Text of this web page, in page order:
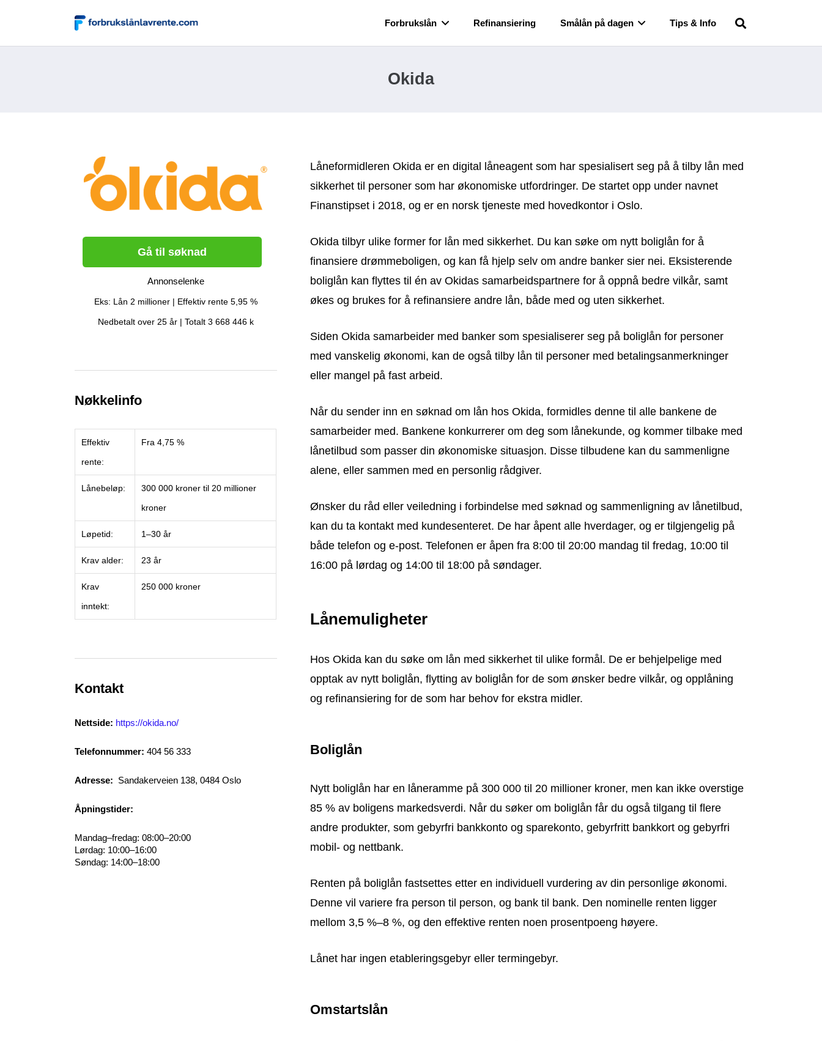
Forbrukslån Refinansiering Smålån på dagen Tips & Info
Okida
Gå til søknad
Annonselenke
Eks: Lån 2 millioner | Effektiv rente 5,95 %
Nedbetalt over 25 år | Totalt 3 668 446 k
Nøkkelinfo
Effektiv
rente:
Fra 4,75 %
Lånebeløp:
300 000 kroner til 20 millioner
kroner
Løpetid: 1–30 år
Krav alder: 23 år
Krav
inntekt:
250 000 kroner
Kontakt
Nettside: https://okida.no/
Telefonnummer: 404 56 333
Adresse: Sandakerveien 138, 0484 Oslo
Åpningstider:
Mandag–fredag: 08:00–20:00
Lørdag: 10:00–16:00
Søndag: 14:00–18:00
Låneformidleren Okida er en digital låneagent som har spesialisert seg på å tilby lån med
sikkerhet til personer som har økonomiske utfordringer. De startet opp under navnet
Finanstipset i 2018, og er en norsk tjeneste med hovedkontor i Oslo.
Okida tilbyr ulike former for lån med sikkerhet. Du kan søke om nytt boliglån for å
finansiere drømmeboligen, og kan få hjelp selv om andre banker sier nei. Eksisterende
boliglån kan flyttes til én av Okidas samarbeidspartnere for å oppnå bedre vilkår, samt
økes og brukes for å refinansiere andre lån, både med og uten sikkerhet.
Siden Okida samarbeider med banker som spesialiserer seg på boliglån for personer
med vanskelig økonomi, kan de også tilby lån til personer med betalingsanmerkninger
eller mangel på fast arbeid.
Når du sender inn en søknad om lån hos Okida, formidles denne til alle bankene de
samarbeider med. Bankene konkurrerer om deg som lånekunde, og kommer tilbake med
lånetilbud som passer din økonomiske situasjon. Disse tilbudene kan du sammenligne
alene, eller sammen med en personlig rådgiver.
Ønsker du råd eller veiledning i forbindelse med søknad og sammenligning av lånetilbud,
kan du ta kontakt med kundesenteret. De har åpent alle hverdager, og er tilgjengelig på
både telefon og e-post. Telefonen er åpen fra 8:00 til 20:00 mandag til fredag, 10:00 til
16:00 på lørdag og 14:00 til 18:00 på søndager.
Lånemuligheter
Hos Okida kan du søke om lån med sikkerhet til ulike formål. De er behjelpelige med
opptak av nytt boliglån, flytting av boliglån for de som ønsker bedre vilkår, og opplåning
og refinansiering for de som har behov for ekstra midler.
Boliglån
Nytt boliglån har en låneramme på 300 000 til 20 millioner kroner, men kan ikke overstige
85 % av boligens markedsverdi. Når du søker om boliglån får du også tilgang til flere
andre produkter, som gebyrfri bankkonto og sparekonto, gebyrfritt bankkort og gebyrfri
mobil- og nettbank.
Renten på boliglån fastsettes etter en individuell vurdering av din personlige økonomi.
Denne vil variere fra person til person, og bank til bank. Den nominelle renten ligger
mellom 3,5 %–8 %, og den effektive renten noen prosentpoeng høyere.
Lånet har ingen etableringsgebyr eller termingebyr.
Omstartslån